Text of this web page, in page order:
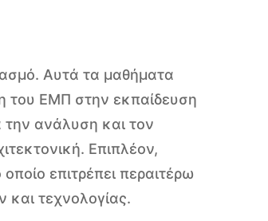
Αυτά τα μαθήματα
του ΕΜΠ στην εκπαίδευση
ανάλυση και τον
Επιπλέον,
επιτρέπει περαιτέρω
τεχνολογίας.